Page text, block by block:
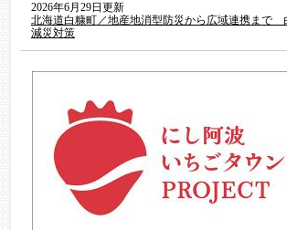
2026年6月29日更新
北海道白糠町／地産地消型防災から広域連携まで
減災対策